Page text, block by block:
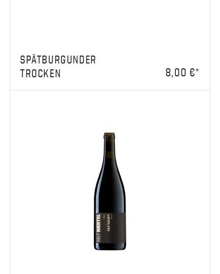
SPÄTBURGUNDER
TROCKEN
8,00 €*